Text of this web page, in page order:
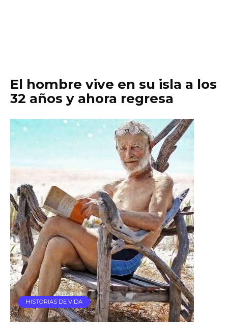
El hombre vive en su isla a los
32 años y ahora regresa
HISTORIAS DE VIDA